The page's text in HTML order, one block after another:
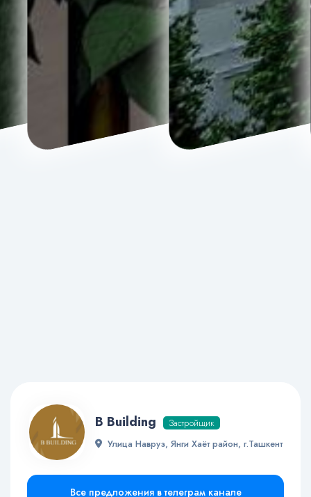
B Building
Застройщик
Улица Навруз, Янги Хаёт район, г.Ташкент
Все предложения в телеграм канале